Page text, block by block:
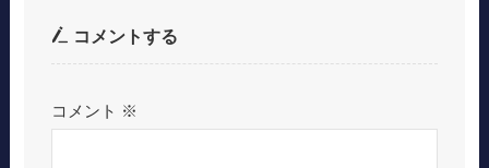
コメントする
コメント ※